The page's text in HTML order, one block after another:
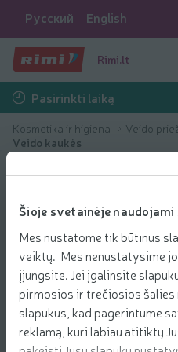
Šioje svetainėje naudojami
Mes nustatome tik būtinus
veiktų. Mes nenustatysime
įjungsite. Jei įgalinsite
pirmosios ir trečiosios šalies
slapukus, kad pagerintume
reklamą, kuri labiau atitiktų
Русский English
Rimi.lt
Pasirinkti laiką
Kosmetika ir higiena
Veido
Veido kaukės